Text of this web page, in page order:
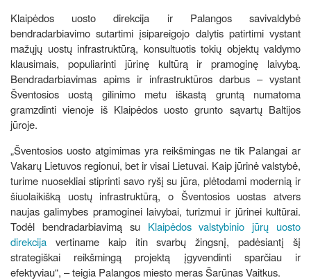
Klaipėdos uosto direkcija ir Palangos savivaldybė
bendradarbiavimo sutartimi įsipareigojo dalytis patirtimi vystant
mažųjų uostų infrastruktūrą, konsultuotis tokių objektų valdymo
klausimais, populiarinti jūrinę kultūrą ir pramoginę laivybą.
Bendradarbiavimas apims ir infrastruktūros darbus – vystant
Šventosios uostą gilinimo metu iškastą gruntą numatoma
gramzdinti vienoje iš Klaipėdos uosto grunto sąvartų Baltijos
jūroje.
„Šventosios uosto atgimimas yra reikšmingas ne tik Palangai ar
Vakarų Lietuvos regionui, bet ir visai Lietuvai. Kaip jūrinė valstybė,
turime nuosekliai stiprinti savo ryšį su jūra, plėtodami modernią ir
šiuolaikišką uostų infrastruktūrą, o Šventosios uostas atvers
naujas galimybes pramoginei laivybai, turizmui ir jūrinei kultūrai.
Todėl bendradarbiavimą su Klaipėdos valstybinio jūrų uosto
direkcija vertiname kaip itin svarbų žingsnį, padėsiantį šį
strategiškai reikšmingą projektą įgyvendinti sparčiau ir
efektyviau“, – teigia Palangos miesto meras Šarūnas Vaitkus.